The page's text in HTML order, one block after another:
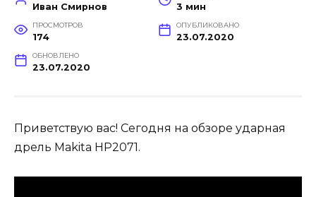
Иван Смирнов 3 мин
ПРОСМОТРОВ
174
ОПУБЛИКОВАНО
23.07.2020
ОБНОВЛЕНО
23.07.2020
Приветствую вас! Сегодня на обзоре ударная
дрель Makita HP2071.